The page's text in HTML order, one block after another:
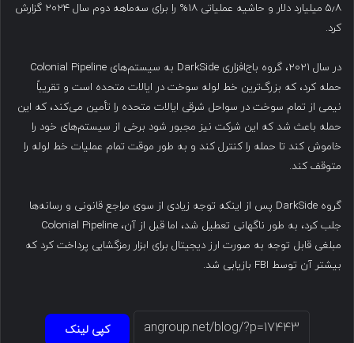
۵٫۸ میلیارد دلار و حاشیه عملیاتی ۱۸% را برای سه‌ماهه دوم سال ۲۰۲۴ گزارش
کرد.
در سال ۲۰۲۱، گروه باج‌افزاری DarkSide به سیستم‌های Colonial Pipeline
حمله کرد، که بزرگ‌ترین خط لوله سوخت در ایالات متحده است و تقریباً
نیمی از تمام سوخت در سواحل شرقی ایالات متحده را تأمین می‌کند، که این
حمله باعث شد که این شرکت نیز مجبور شود برخی از سیستم‌های خود را
خاموش کند تا حمله را کنترل کند و به طور موقت تمام عملیات خط لوله را
متوقف کند.
گروه DarkSide پس از اینکه توجه زیادی از سوی مراجع قانونی و رسانه‌ها
جلب کرد، به طور ناگهانی تعطیل شد، اما قبل از آن، Colonial Pipeline
مبلغی قابل توجه به صورت ارز دیجیتال برای ابزار رمزگشایی پرداخت کرد که
بیشتر آن توسط FBI بازیابی شد.
کپی لینک